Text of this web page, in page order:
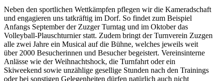
Neben den sportlichen Wettkämpfen pflegen wir die Kameradschaft
und engagieren uns tatkräftig im Dorf. So findet zum Beispiel
Anfangs September der Zuzger Turntag und im Oktober das
Volleyball-Plauschturnier statt. Zudem bringt der Turnverein Zuzgen
alle zwei Jahre ein Musical auf die Bühne, welches jeweils weit
über 2000 Besucherinnen und Besucher begeistert. Vereinsinterne
Anlässe wie der Weihnachtshock, die Turnfahrt oder ein
Skiweekend sowie unzählige gesellige Stunden nach den Trainings
oder bei sonstigen Gelegenheiten dürfen natürlich auch nicht